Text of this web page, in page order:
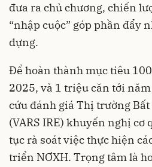
đưa ra chủ chương, chiến
“nhập cuộc” góp phần đẩy
dựng.
Để hoàn thành mục tiêu
2025, và 1 triệu căn tới
cứu đánh giá Thị trường
(VARS IRE) khuyến nghị
tục rà soát việc thực hiện
triển NƠXH. Trọng tâm là